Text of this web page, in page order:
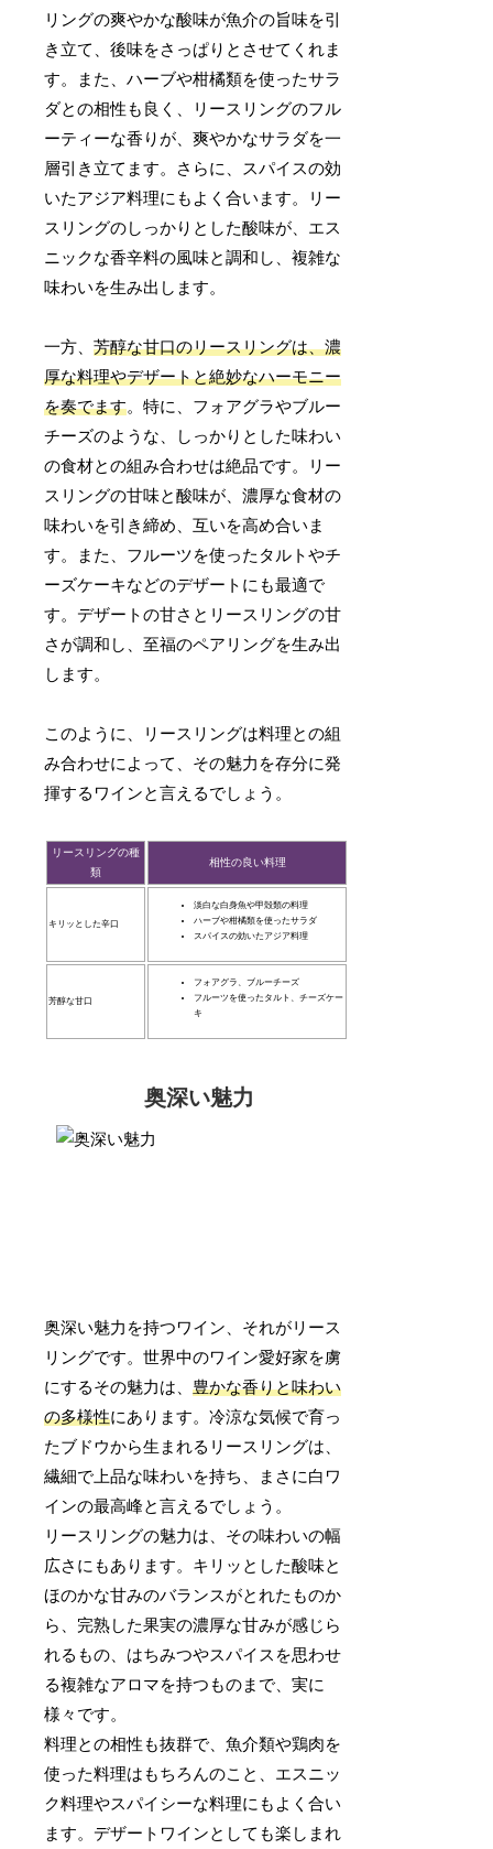
リングの爽やかな酸味が魚介の旨味を引
き立て、後味をさっぱりとさせてくれま
す。また、ハーブや柑橘類を使ったサラ
ダとの相性も良く、リースリングのフル
ーティーな香りが、爽やかなサラダを一
層引き立てます。さらに、スパイスの効
いたアジア料理にもよく合います。リー
スリングのしっかりとした酸味が、エス
ニックな香辛料の風味と調和し、複雑な
味わいを生み出します。
一方、芳醇な甘口のリースリングは、濃
厚な料理やデザートと絶妙なハーモニー
を奏でます。特に、フォアグラやブルー
チーズのような、しっかりとした味わい
の食材との組み合わせは絶品です。リー
スリングの甘味と酸味が、濃厚な食材の
味わいを引き締め、互いを高め合いま
す。また、フルーツを使ったタルトやチ
ーズケーキなどのデザートにも最適で
す。デザートの甘さとリースリングの甘
さが調和し、至福のペアリングを生み出
します。
このように、リースリングは料理との組
み合わせによって、その魅力を存分に発
揮するワインと言えるでしょう。
リースリングの種
類
相性の良い料理
キリッとした辛口
淡白な白身魚や甲殻類の料理
ハーブや柑橘類を使ったサラダ
スパイスの効いたアジア料理
芳醇な甘口
フォアグラ、ブルーチーズ
フルーツを使ったタルト、チーズケー
キ
奥深い魅力
奥深い魅力を持つワイン、それがリース
リングです。世界中のワイン愛好家を虜
にするその魅力は、豊かな香りと味わい
の多様性にあります。冷涼な気候で育っ
たブドウから生まれるリースリングは、
繊細で上品な味わいを持ち、まさに白ワ
インの最高峰と言えるでしょう。
リースリングの魅力は、その味わいの幅
広さにもあります。キリッとした酸味と
ほのかな甘みのバランスがとれたものか
ら、完熟した果実の濃厚な甘みが感じら
れるもの、はちみつやスパイスを思わせ
る複雑なアロマを持つものまで、実に
様々です。
料理との相性も抜群で、魚介類や鶏肉を
使った料理はもちろんのこと、エスニッ
ク料理やスパイシーな料理にもよく合い
ます。デザートワインとしても楽しまれ